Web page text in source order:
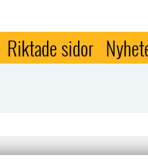
Riktade sidor